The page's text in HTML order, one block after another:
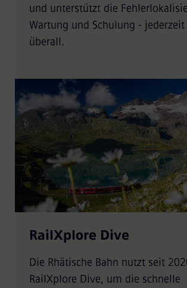
und unterstützt die
Wartung und Schulung -
überall.
RailXplore Dive
Die Rhätische Bahn nutzt seit
RailXplore Dive, um die schnelle